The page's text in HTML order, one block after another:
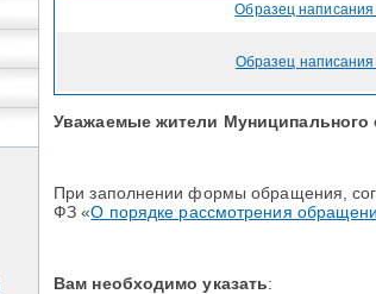
Образец
Образец
Уважаемые жители Муниципального
При заполнении формы обращения,
ФЗ «О порядке рассмотрения
Вам необходимо указать: